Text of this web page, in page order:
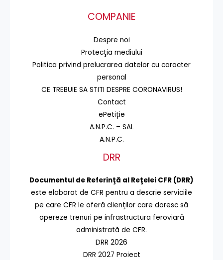
COMPANIE
Despre noi
Protecţia mediului
Politica privind prelucrarea datelor cu caracter
personal
CE TREBUIE SA STITI DESPRE CORONAVIRUS!
Contact
ePetiție
A.N.P.C. – SAL
A.N.P.C.
DRR
Documentul de Referinţă al Reţelei CFR (DRR)
este elaborat de CFR pentru a descrie serviciile
pe care CFR le oferă clienţilor care doresc să
opereze trenuri pe infrastructura feroviară
administrată de CFR.
DRR 2026
DRR 2027 Proiect